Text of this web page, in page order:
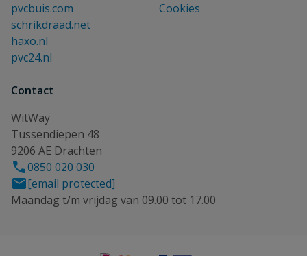
pvcbuis.com
schrikdraad.net
haxo.nl
pvc24.nl
Cookies
Contact
WitWay
Tussendiepen 48
9206 AE Drachten
0850 020 030
[email protected]
Maandag t/m vrijdag van 09.00 tot 17.00